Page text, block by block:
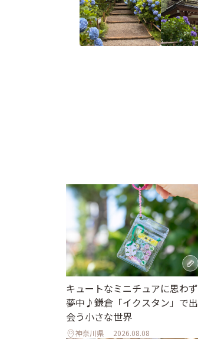
キュートなミニチュアに思わず
夢中♪鎌倉「イクスタン」で出
会う小さな世界
神奈川県 2026.08.08